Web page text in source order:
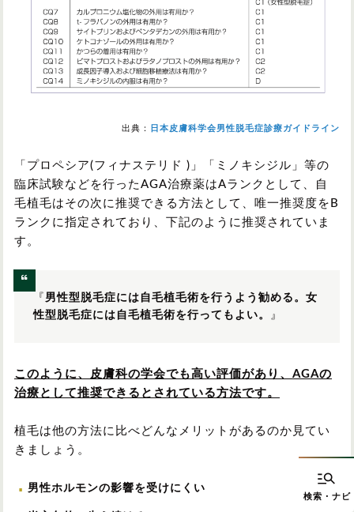
出典： 日本皮膚科学会男性脱毛症診療ガイドライン
「プロペシア(フィナステリド )」「ミノキシジル」等の
臨床試験などを行ったAGA治療薬はAランクとして、自
毛植毛はその次に推奨できる方法として、唯一推奨度をB
ランクに指定されており、下記のように推奨されていま
す。
『 男性型脱毛症には自毛植毛術を行うよう勧める。女
性型脱毛症には自毛植毛術を行ってもよい。 』
このように、皮膚科の学会でも高い評価があり、AGAの
治療として推奨できるとされている方法です。
植毛は他の方法に比べどんなメリットがあるのか見てい
きましょう。
男性ホルモンの影響を受けにくい